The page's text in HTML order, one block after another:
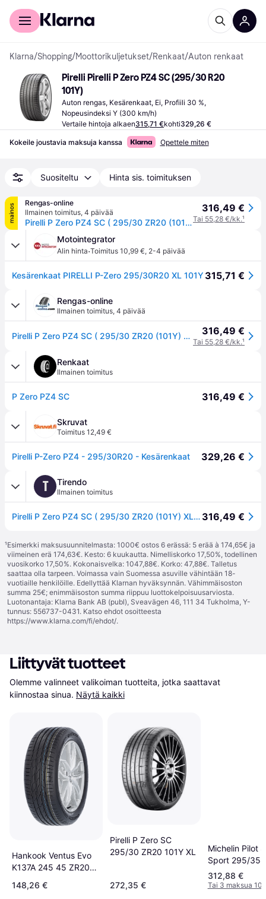
Kuluttajille
Klarna/Shopping/Moottorikuljetukset/Renkaat/Auton renkaat
Pirelli Pirelli P Zero PZ4 SC (295/30 R20
101Y)
Auton rengas, Kesärenkaat, Ei, Profiili 30 %,
Nopeusindeksi Y (300 km/h)
Vertaile hintoja alkaen315,71 €kohti329,26 €
Kokeile joustavia maksuja kanssa Opettele miten
Suositeltu Hinta sis. toimituksen
mainos
Rengas-online
Ilmainen toimitus, 4 päivää
Pirelli P Zero PZ4 SC ( 295/30 ZR20 (101Y) XL ALP, vannesuojalla (MFS) )
316,49 €
Tai 55,28 €/kk.¹
Motointegrator
Alin hinta·Toimitus 10,99 €, 2-4 päivää
Kesärenkaat PIRELLI P-Zero 295/30R20 XL 101Y 315,71 €
Rengas-online
Ilmainen toimitus, 4 päivää
Pirelli P Zero PZ4 SC ( 295/30 ZR20 (101Y) XL ALP, vannesuojalla (MFS) ) 316,49 €
Tai 55,28 €/kk.¹
Renkaat
Ilmainen toimitus
P Zero PZ4 SC 316,49 €
Skruvat
Toimitus 12,49 €
Pirelli P-Zero PZ4 - 295/30R20 - Kesärenkaat 329,26 €
T Tirendo
Ilmainen toimitus
Pirelli P Zero PZ4 SC ( 295/30 ZR20 (101Y) XL ALP, vannesuojalla (MFS) ) 316,49 €
¹Esimerkki maksusuunnitelmasta: 1000€ ostos 6 erässä: 5 erää à 174,65€ ja
viimeinen erä 174,63€. Kesto: 6 kuukautta. Nimelliskorko 17,50%, todellinen
vuosikorko 17,50%. Kokonaisvelka: 1047,88€. Korko: 47,88€. Talletus
saattaa olla tarpeen. Voimassa vain Suomessa asuville vähintään 18-
vuotiaille henkilöille. Edellyttää Klarnan hyväksynnän. Vähimmäisoston
summa 25€; enimmäisoston summa riippuu luottokelpoisuusarviosta.
Luotonantaja: Klarna Bank AB (publ), Sveavägen 46, 111 34 Tukholma, Y-
tunnus: 556737-0431. Katso ehdot osoitteesta
https://www.klarna.com/fi/ehdot/.
Liittyvät tuotteet
Olemme valinneet valikoiman tuotteita, jotka saattavat
kiinnostaa sinua. Näytä kaikki
Hankook Ventus Evo
K137A 245 45 ZR20
148,26 €
Pirelli P Zero SC
295/30 ZR20 101Y XL
272,35 €
Michelin Pilot
Sport 295/35
105Y XL N0
312,88 €
Tai 3 maksua